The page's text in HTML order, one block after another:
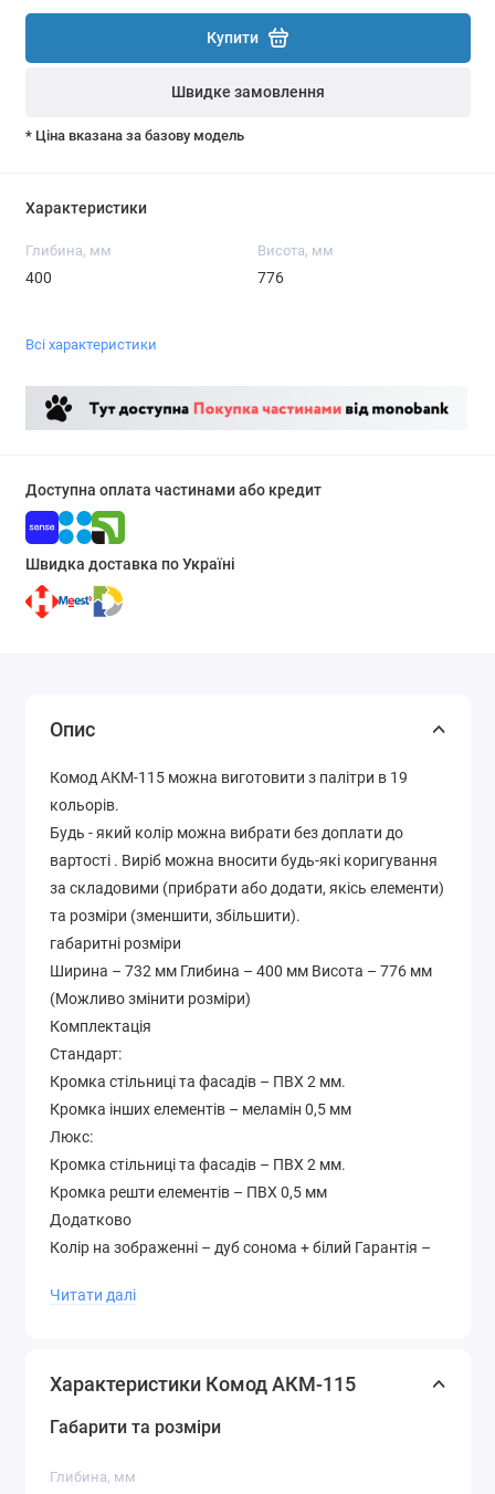
Купити
Швидке замовлення
* Ціна вказана за базову модель
Характеристики
Глибина, мм
400
Висота, мм
776
Всі характеристики
Доступна оплата частинами або кредит
Швидка доставка по Україні
Опис
Комод АКМ-115 можна виготовити з палітри в 19
кольорів.
Будь - який колір можна вибрати без доплати до
вартості . Виріб можна вносити будь-які коригування
за складовими (прибрати або додати, якісь елементи)
та розміри (зменшити, збільшити).
габаритні розміри
Ширина – 732 мм Глибина – 400 мм Висота – 776 мм
(Можливо змінити розміри)
Комплектація
Стандарт:
Кромка стільниці та фасадів – ПВХ 2 мм.
Кромка інших елементів – меламін 0,5 мм
Люкс:
Кромка стільниці та фасадів – ПВХ 2 мм.
Кромка решти елементів – ПВХ 0,5 мм
Додатково
Колір на зображенні – дуб сонома + білий Гарантія –
Палітра кольорів лДСП (будь-який колір можна
Читати далі
Характеристики Комод АКМ-115
Габарити та розміри
Глибина, мм